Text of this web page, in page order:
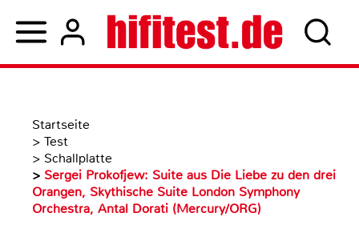
Startseite
> Test
> Schallplatte
> Sergei Prokofjew: Suite aus Die Liebe zu den drei
Orangen, Skythische Suite London Symphony
Orchestra, Antal Dorati (Mercury/ORG)